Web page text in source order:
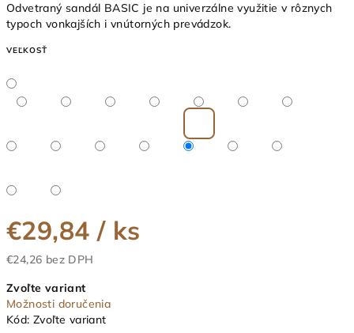
Odvetraný sandál BASIC je na univerzálne využitie v rôznych
typoch vonkajších i vnútorných prevádzok.
VEĽKOSŤ
€29,84 / ks
€24,26 bez DPH
cena:
Zvoľte variant
Možnosti doručenia
Kód: Zvoľte variant